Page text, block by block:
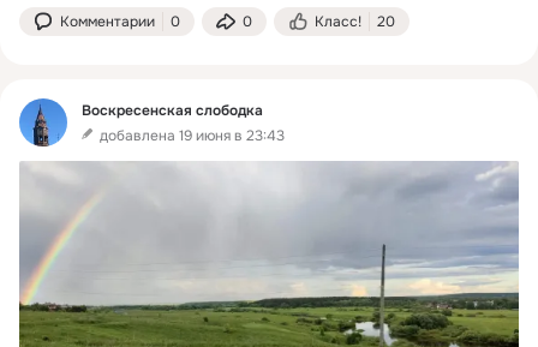
Комментарии 0 0 Класс! 20
Воскресенская слободка
добавлена 19 июня в 23:43